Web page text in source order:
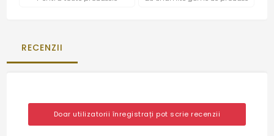
RECENZII
Doar utilizatorii înregistrați pot scrie recenzii